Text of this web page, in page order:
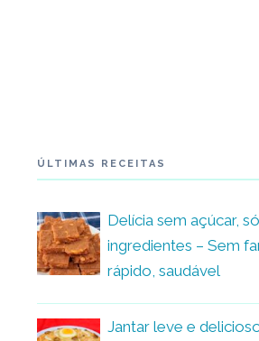
ÚLTIMAS RECEITAS
Delícia sem açúcar,
ingredientes – Sem
rápido, saudável
Jantar leve e